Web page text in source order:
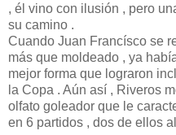
, él vino con ilusión , pero
su camino .
Cuando Juan Francísco se
más que moldeado , ya
mejor forma que lograron
la Copa . Aún así , Riveros
olfato goleador que le
en 6 partidos , dos de ellos